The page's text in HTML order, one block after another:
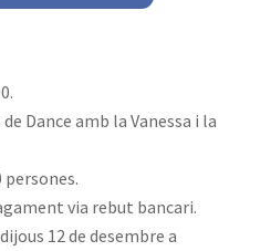
Dance amb la Vanessa i la
persones.
via rebut bancari.
12 de desembre a